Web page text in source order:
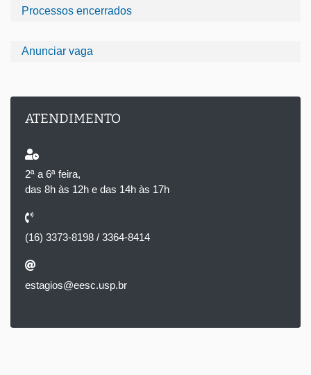
Processos encerrados
Anunciar vaga
ATENDIMENTO
2ª a 6ª feira,
das 8h às 12h e das 14h às 17h
(16) 3373-8198 / 3364-8414
estagios@eesc.usp.br